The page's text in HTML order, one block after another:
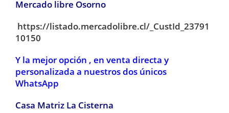
Mercado libre Osorno
https://listado.mercadolibre.cl/_CustId_23791
10150
Y la mejor opción , en venta directa y
personalizada a nuestros dos únicos
WhatsApp
Casa Matriz La Cisterna